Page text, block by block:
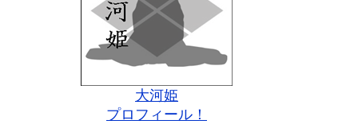
大河姫
プロフィール！